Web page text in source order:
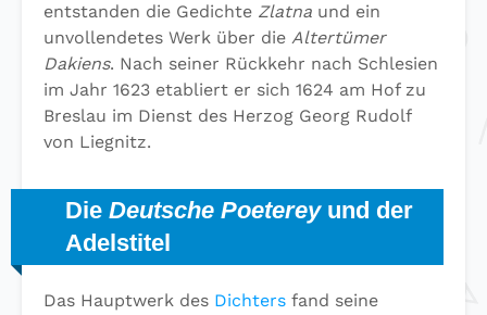
entstanden die Gedichte Zlatna und ein
unvollendetes Werk über die Altertümer
Dakiens. Nach seiner Rückkehr nach Schlesien
im Jahr 1623 etabliert er sich 1624 am Hof zu
Breslau im Dienst des Herzog Georg Rudolf
von Liegnitz.
Die Deutsche Poetereyund der
Adelstitel
Das Hauptwerk des Dichters fand seine